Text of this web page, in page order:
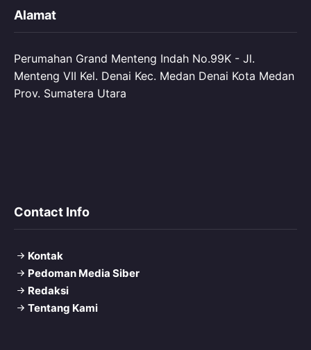
Alamat
Perumahan Grand Menteng Indah No.99K - Jl.
Menteng VII Kel. Denai Kec. Medan Denai Kota Medan
Prov. Sumatera Utara
Contact Info
Kontak
Pedoman Media Siber
Redaksi
Tentang Kami